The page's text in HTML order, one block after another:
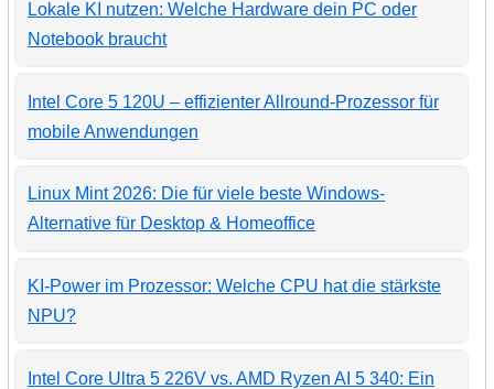
Lokale KI nutzen: Welche Hardware dein PC oder
Notebook braucht
Intel Core 5 120U – effizienter Allround-Prozessor für
mobile Anwendungen
Linux Mint 2026: Die für viele beste Windows-
Alternative für Desktop & Homeoffice
KI-Power im Prozessor: Welche CPU hat die stärkste
NPU?
Intel Core Ultra 5 226V vs. AMD Ryzen AI 5 340: Ein